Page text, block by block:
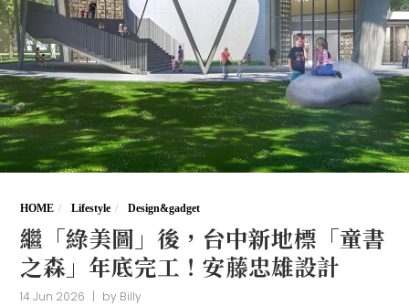
HOME Lifestyle Design&gadget
繼「綠美圖」後，台中新地標「童書
之森」年底完工！安藤忠雄設計
14 Jun 2026 | by Billy